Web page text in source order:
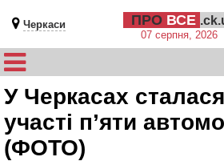
Черкаси ПРО ВСЕ
07 серпня, 2026
У Черкасах
участі п’яти
(ФОТО)